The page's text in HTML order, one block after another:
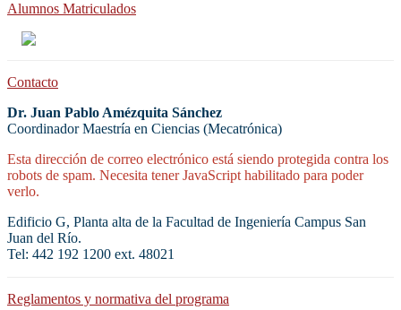
Alumnos Matriculados
Contacto
Dr. Juan Pablo Amézquita Sánchez
Coordinador Maestría en Ciencias (Mecatrónica)
Esta dirección de correo electrónico está siendo protegida contra los
robots de spam. Necesita tener JavaScript habilitado para poder
verlo.
Edificio G, Planta alta de la Facultad de Ingeniería Campus San
Juan del Río.
Tel: 442 192 1200 ext. 48021
Reglamentos y normativa del programa